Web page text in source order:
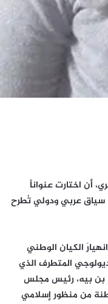
أن اختارت عنواناً
سياق عربي ودولي تُطرح
الكيان الوطني
المتطرف الذي
بن بيه، رئيس مجلس
من منظور إسلامي